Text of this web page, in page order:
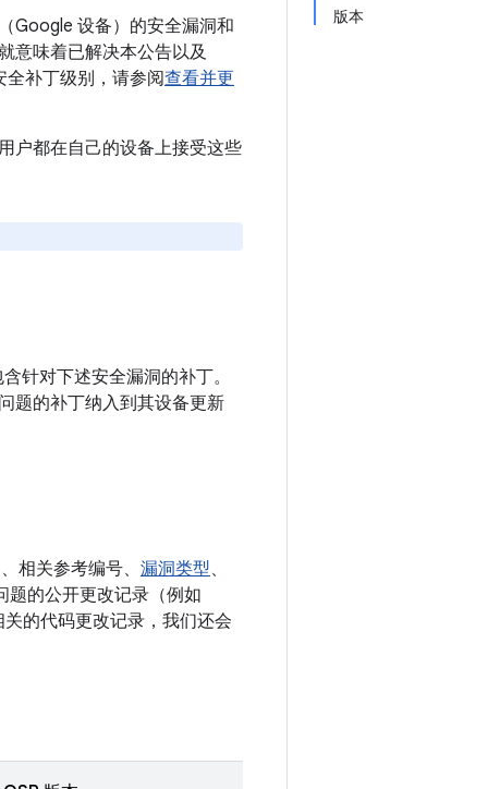
版本
Google 设备）的安全漏洞和
意味着已解决本公告以及
补丁级别，请参阅查看并更
户都在自己的设备上接受这些
针对下述安全漏洞的补丁。
题的补丁纳入到其设备更新
相关参考编号、 漏洞类型、
题的公开更改记录（例如
的代码更改记录，我们还会